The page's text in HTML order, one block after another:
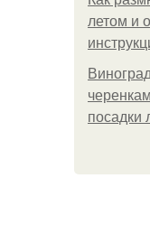
летом и
посадки